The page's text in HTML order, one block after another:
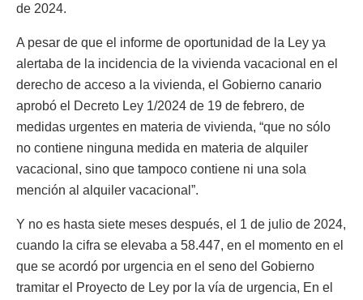
de 2024.
A pesar de que el informe de oportunidad de la Ley ya
alertaba de la incidencia de la vivienda vacacional en el
derecho de acceso a la vivienda, el Gobierno canario
aprobó el Decreto Ley 1/2024 de 19 de febrero, de
medidas urgentes en materia de vivienda, “que no sólo
no contiene ninguna medida en materia de alquiler
vacacional, sino que tampoco contiene ni una sola
mención al alquiler vacacional”.
Y no es hasta siete meses después, el 1 de julio de 2024,
cuando la cifra se elevaba a 58.447, en el momento en el
que se acordó por urgencia en el seno del Gobierno
tramitar el Proyecto de Ley por la vía de urgencia, En el